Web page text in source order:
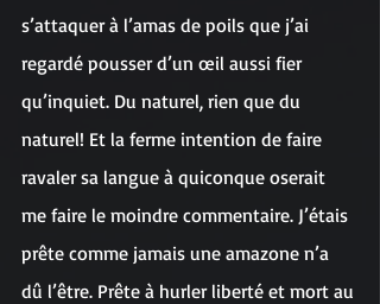
s’attaquer à l’amas de poils que j’ai
regardé pousser d’un œil aussi fier
qu’inquiet. Du naturel, rien que du
naturel! Et la ferme intention de faire
ravaler sa langue à quiconque oserait
me faire le moindre commentaire. J’étais
prête comme jamais une amazone n’a
dû l’être. Prête à hurler liberté et mort au